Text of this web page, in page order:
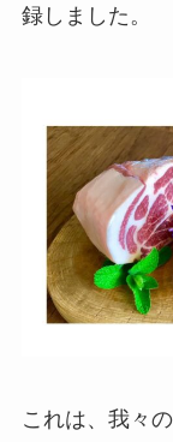
録しました。
これは、我々